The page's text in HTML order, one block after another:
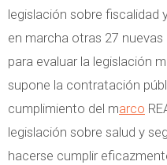
legislación sobre fiscalidad
en marcha otras 27 nuevas
para evaluar la legislación
supone la contratación
cumplimiento del marco
legislación sobre salud y
hacerse cumplir